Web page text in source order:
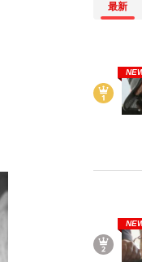
最新